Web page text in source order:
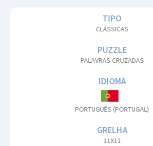
TIPO
CLÁSSICAS
PUZZLE
PALAVRAS CRUZADAS
IDIOMA
PORTUGUÊS (PORTUGAL)
GRELHA
11X11